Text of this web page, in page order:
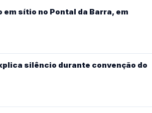
sítio no Pontal da Barra, em
silêncio durante convenção do